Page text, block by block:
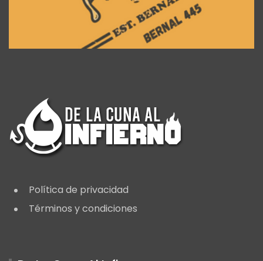
Política de privacidad
Términos y condiciones